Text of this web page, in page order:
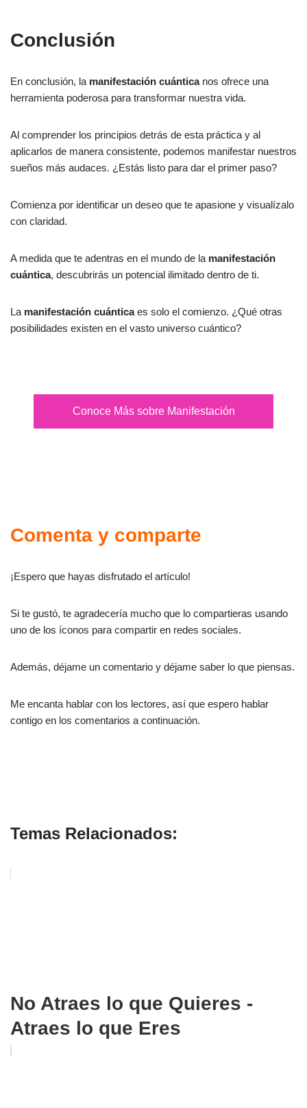
Conclusión
En conclusión, la manifestación cuánticanos ofrece una
herramienta poderosa para transformar nuestra vida.
Al comprender los principios detrás de esta práctica y al
aplicarlos de manera consistente, podemos manifestar nuestros
sueños más audaces. ¿Estás listo para dar el primer paso?
Comienza por identificar un deseo que te apasione y visualízalo
con claridad.
A medida que te adentras en el mundo de la manifestación
cuántica, descubrirás un potencial ilimitado dentro de ti.
La manifestación cuánticaes solo el comienzo. ¿Qué otras
posibilidades existen en el vasto universo cuántico?
Conoce Más sobre Manifestación
Comenta y comparte
¡Espero que hayas disfrutado el artículo!
Si te gustó, te agradecería mucho que lo compartieras usando
uno de los íconos para compartir en redes sociales.
Además, déjame un comentario y déjame saber lo que piensas.
Me encanta hablar con los lectores, así que espero hablar
contigo en los comentarios a continuación.
Temas Relacionados:
No Atraes lo que Quieres -
Atraes lo que Eres